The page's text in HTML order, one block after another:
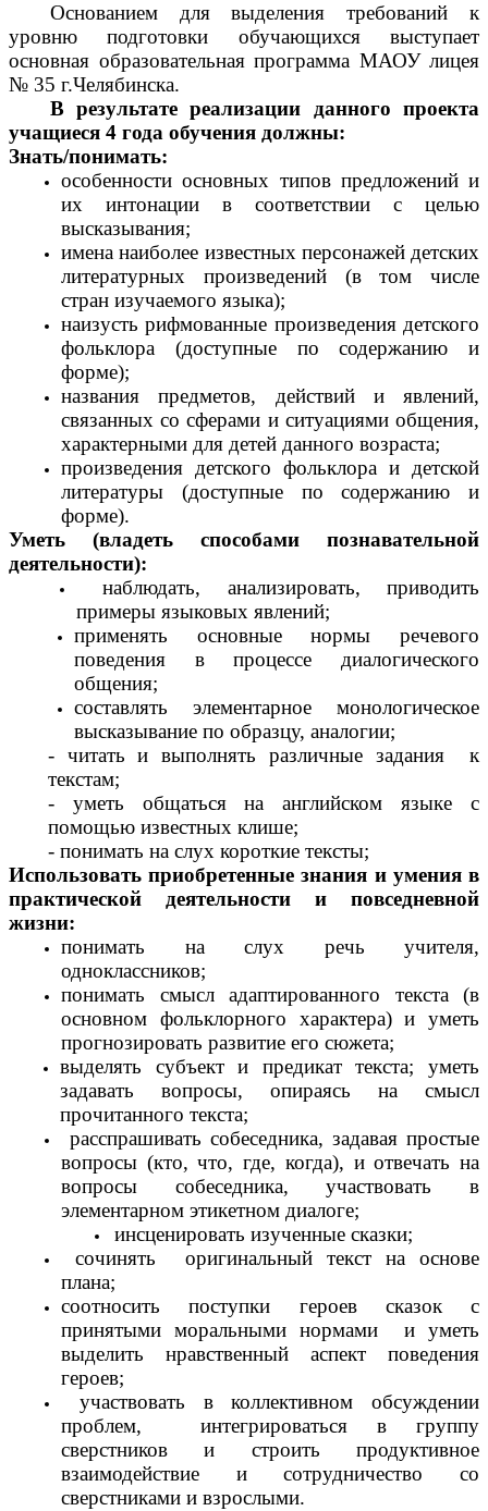
Основанием для выделения требований к
уровню подготовки обучающихся выступает
основная образовательная программа МАОУ лицея
№ 35 г.Челябинска.
В результате реализации данного проекта
учащиеся 4 года обучения должны:
Знать/понимать:
особенности основных типов предложений и
их интонации в соответствии с целью
высказывания;
имена наиболее известных персонажей детских
литературных произведений (в том числе
стран изучаемого языка);
наизусть рифмованные произведения детского
фольклора (доступные по содержанию и
форме);
названия предметов, действий и явлений,
связанных со сферами и ситуациями общения,
характерными для детей данного возраста;
произведения детского фольклора и детской
литературы (доступные по содержанию и
форме).
Уметь (владеть способами познавательной
деятельности):
наблюдать, анализировать, приводить
примеры языковых явлений;
применять основные нормы речевого
поведения в процессе диалогического
общения;
составлять элементарное монологическое
высказывание по образцу, аналогии;
- читать и выполнять различные задания к
текстам;
- уметь общаться на английском языке с
помощью известных клише;
- понимать на слух короткие тексты;
Использовать приобретенные знания и умения в
практической деятельности и повседневной
жизни:
понимать на слух речь учителя,
одноклассников;
понимать смысл адаптированного текста (в
основном фольклорного характера) и уметь
прогнозировать развитие его сюжета;
выделять субъект и предикат текста; уметь
задавать вопросы, опираясь на смысл
прочитанного текста;
расспрашивать собеседника, задавая простые
вопросы (кто, что, где, когда), и отвечать на
вопросы собеседника, участвовать в
элементарном этикетном диалоге;
инсценировать изученные сказки;
сочинять оригинальный текст на основе
плана;
соотносить поступки героев сказок с
принятыми моральными нормами и уметь
выделить нравственный аспект поведения
героев;
участвовать в коллективном обсуждении
проблем, интегрироваться в группу
сверстников и строить продуктивное
взаимодействие и сотрудничество со
сверстниками и взрослыми.